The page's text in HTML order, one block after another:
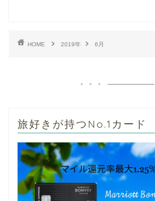
HOME 2019年 6月
旅好きが持つNo.1カード